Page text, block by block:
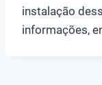
instalação
informações,